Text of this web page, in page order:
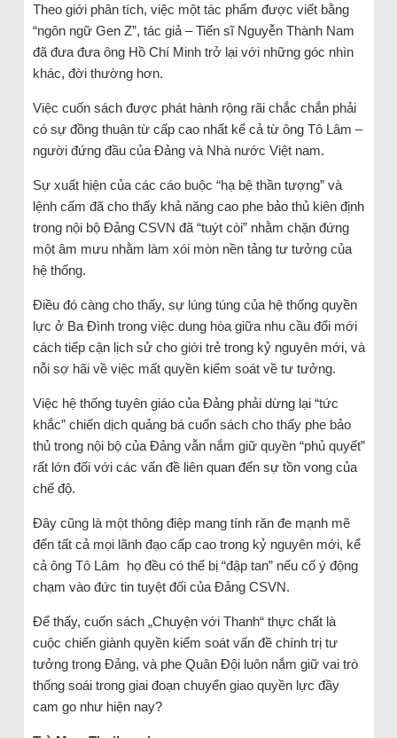
Theo giới phân tích, việc một tác phẩm được viết bằng
“ngôn ngữ Gen Z”, tác giả – Tiến sĩ Nguyễn Thành Nam
đã đưa đưa ông Hồ Chí Minh trở lại với những góc nhìn
khác, đời thường hơn.
Việc cuốn sách được phát hành rộng rãi chắc chắn phải
có sự đồng thuận từ cấp cao nhất kể cả từ ông Tô Lâm –
người đứng đầu của Đảng và Nhà nước Việt nam.
Sự xuất hiện của các cáo buộc “hạ bệ thần tượng” và
lệnh cấm đã cho thấy khả năng cao phe bảo thủ kiên định
trong nội bộ Đảng CSVN đã “tuýt còi” nhằm chặn đứng
một âm mưu nhằm làm xói mòn nền tảng tư tưởng của
hệ thống.
Điều đó càng cho thấy, sự lúng túng của hệ thống quyền
lực ở Ba Đình trong việc dung hòa giữa nhu cầu đổi mới
cách tiếp cận lịch sử cho giới trẻ trong kỷ nguyên mới, và
nỗi sợ hãi về việc mất quyền kiểm soát về tư tưởng.
Việc hệ thống tuyên giáo của Đảng phải dừng lại “tức
khắc” chiến dịch quảng bá cuốn sách cho thấy phe bảo
thủ trong nội bộ của Đảng vẫn nắm giữ quyền “phủ quyết”
rất lớn đối với các vấn đề liên quan đến sự tồn vong của
chế độ.
Đây cũng là một thông điệp mang tính răn đe mạnh mẽ
đến tất cả mọi lãnh đạo cấp cao trong kỷ nguyên mới, kể
cả ông Tô Lâm họ đều có thể bị “đập tan” nếu cố ý động
chạm vào đức tin tuyệt đối của Đảng CSVN.
Để thấy, cuốn sách „Chuyện với Thanh“ thực chất là
cuộc chiến giành quyền kiểm soát vấn đề chính trị tư
tưởng trong Đảng, và phe Quân Đội luôn nắm giữ vai trò
thống soái trong giai đoạn chuyển giao quyền lực đầy
cam go như hiện nay?